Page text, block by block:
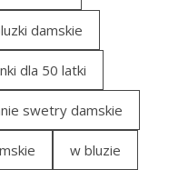
damskie
dla 50 latki
swetry damskie
w bluzie